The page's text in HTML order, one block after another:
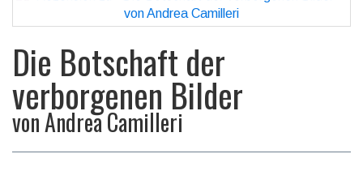
Die Botschaft der
verborgenen Bilder
vonAndrea Camilleri